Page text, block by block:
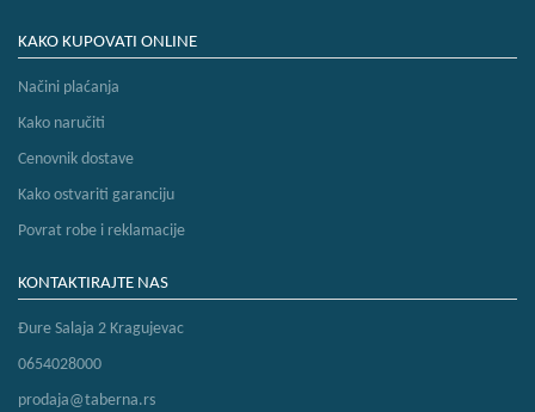
KAKO KUPOVATI ONLINE
Načini plaćanja
Kako naručiti
Cenovnik dostave
Kako ostvariti garanciju
Povrat robe i reklamacije
KONTAKTIRAJTE NAS
Đure Salaja 2 Kragujevac
0654028000
prodaja@taberna.rs